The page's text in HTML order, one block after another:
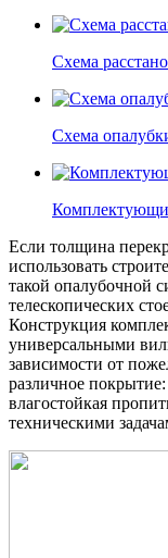
Схема
Cхема
Если толщина
использовать
такой опалубочной
телескопических
Конструкция
универсальными
зависимости от
различное
влагостойкая
техническими